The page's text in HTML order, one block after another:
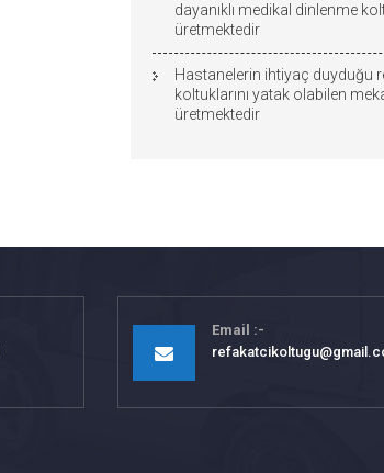
dayanıklı medikal dinlenme
üretmektedir
Hastanelerin ihtiyaç duyduğu
koltuklarını yatak olabilen
üretmektedir
Email